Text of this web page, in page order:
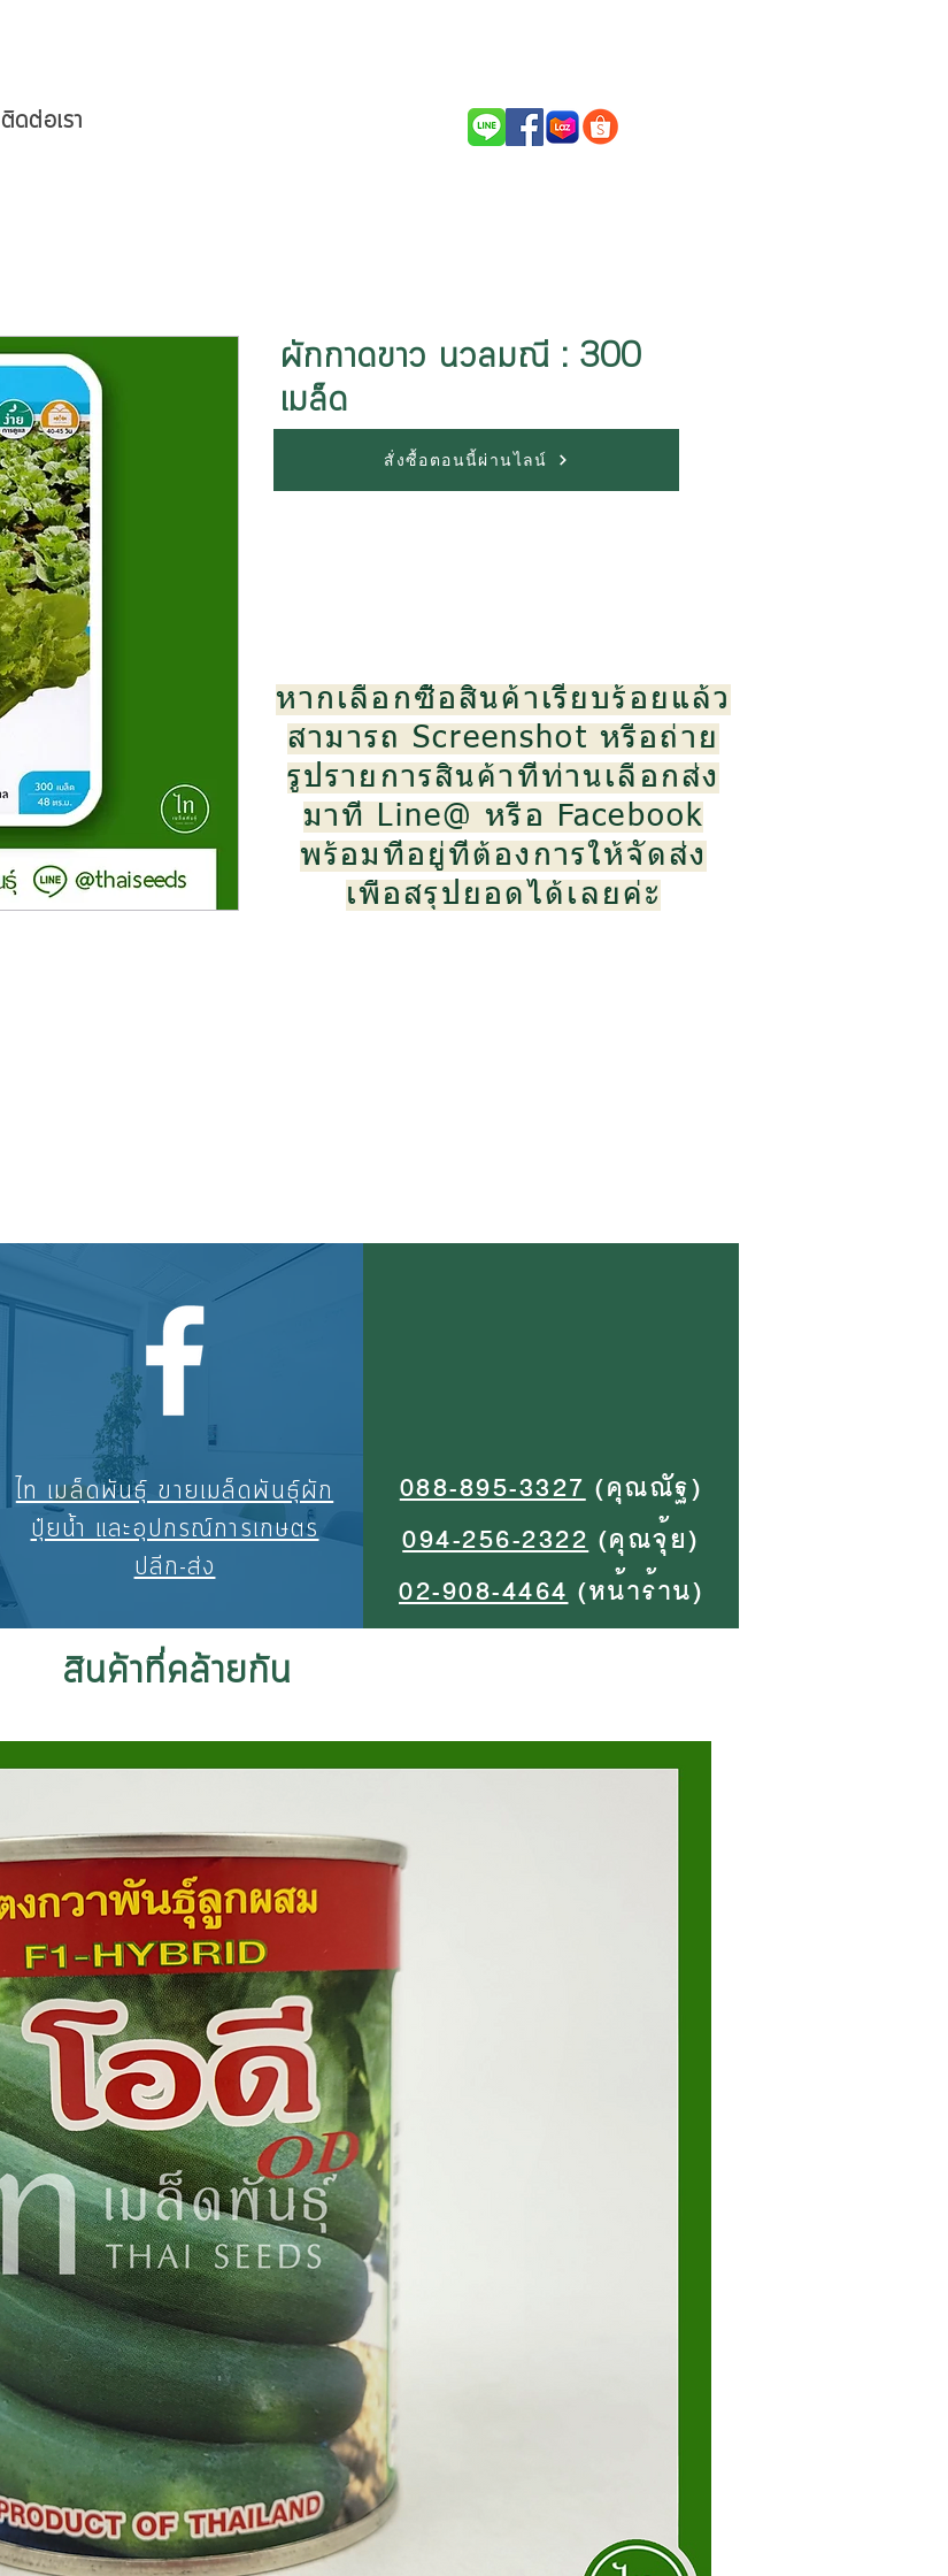
ติดต่อเรา
ผักกาดขาว นวลมณี : 300
เมล็ด
หากเลือกซื้อสินค้าเรียบร้อยแล้ว
สามารถ Screenshot หรือถ่าย
รูปรายการสินค้าที่ท่านเลือกส่ง
มาที่ Line@ หรือ Facebook
พร้อมที่อยู่ที่ต้องการให้จัดส่ง
เพื่อสรุปยอดได้เลยค่ะ
สั่งซื้อตอนนี้ผ่านไลน์
ไท เมล็ดพันธุ์ ขายเมล็ดพันธุ์ผัก
ปุ๋ยน้ำ และอุปกรณ์การเกษตร
ปลีก-ส่ง
088-895-3327(คุณณัฐ)
094-256-2322(คุณจุ้ย)
02-908-4464(หน้าร้าน)
สินค้าที่คล้ายกัน